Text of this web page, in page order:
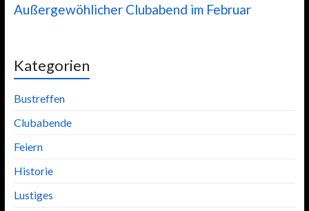
Außergewöhlicher Clubabend im Februar
Kategorien
Bustreffen
Clubabende
Feiern
Historie
Lustiges